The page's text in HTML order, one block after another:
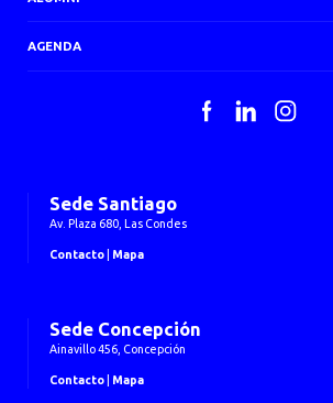
AGENDA
FacebookLinkedInInstagram
Sede Santiago
Av. Plaza 680, Las Condes
Contacto Mapa
Sede Concepción
Ainavillo 456, Concepción
Contacto Mapa